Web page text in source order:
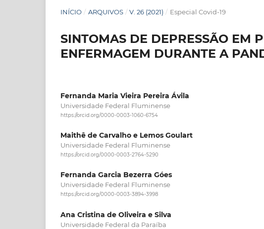
INÍCIO / ARQUIVOS / V. 26 (2021) / Especial Covid-19
SINTOMAS DE DEPRESSÃO EM
ENFERMAGEM DURANTE A
Fernanda Maria Vieira Pereira Ávila
Universidade Federal Fluminense
https://orcid.org/0000-0003-1060-6754
Maithê de Carvalho e Lemos Goulart
Universidade Federal Fluminense
https://orcid.org/0000-0003-2764-5290
Fernanda Garcia Bezerra Góes
Universidade Federal Fluminense
https://orcid.org/0000-0003-3894-3998
Ana Cristina de Oliveira e Silva
Universidade Federal da Paraíba